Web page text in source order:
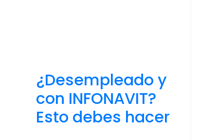
¿Desempleado y
con INFONAVIT?
Esto debes hacer